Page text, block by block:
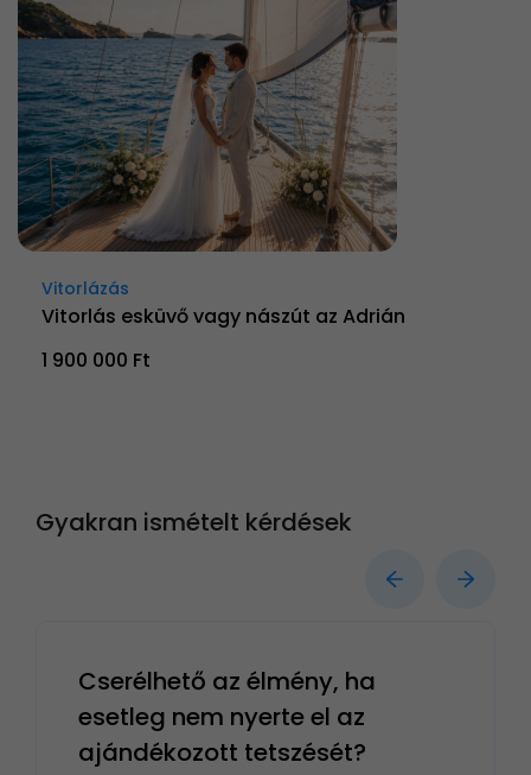
Vitorlázás
Vitorlás esküvő vagy nászút az Adrián
1 900 000 Ft
Gyakran ismételt kérdések
Cserélhető az élmény, ha
esetleg nem nyerte el az
ajándékozott tetszését?